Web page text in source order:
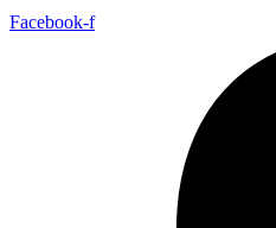
Facebook-f